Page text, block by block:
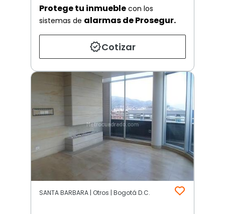
Protege tu inmueble con los
sistemas de alarmas de Prosegur.
Cotizar
SANTA BARBARA | Otros | Bogotá D.C.